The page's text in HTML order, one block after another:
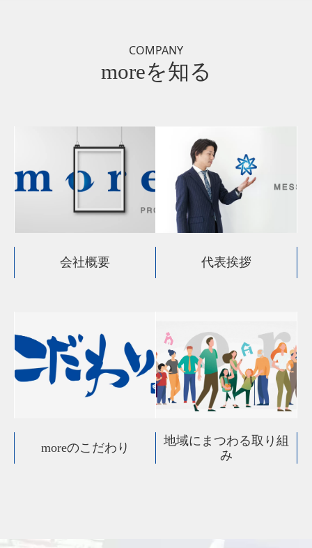
COMPANY
moreを知る
会社概要 代表挨拶
moreのこだわり
地域にまつわる取り組
み